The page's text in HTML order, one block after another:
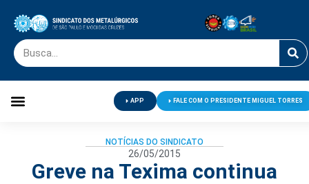
APP FALE COM O PRESIDENTE MIGUEL TORRES
NOTÍCIAS DO SINDICATO
26/05/2015
Greve na Texima continua